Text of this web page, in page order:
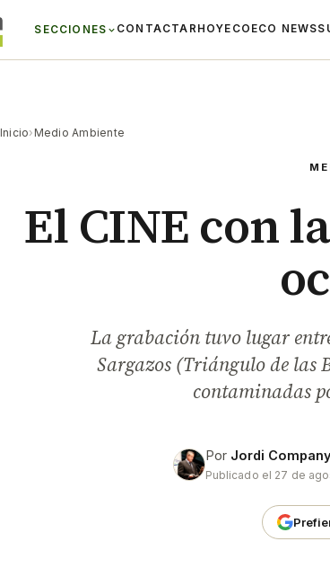
SECCIONES CONTACTAR HOYECO ECO NEWS
Inicio› Medio Ambiente
El CINE con
La grabación tuvo lugar
Sargazos (Triángulo de las
contaminadas
Por Jordi Company
Publicado el 27 de